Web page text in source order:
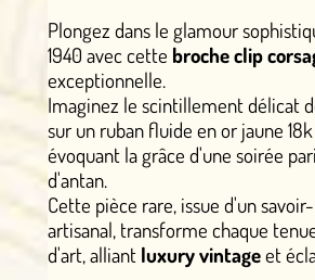
Plongez dans le glamour
1940 avec cette broche clip
exceptionnelle.
Imaginez le scintillement délicat
sur un ruban fluide en or jaune
évoquant la grâce d'une soirée
d'antan.
Cette pièce rare, issue d'un
artisanal, transforme chaque
d'art, alliant luxury vintageet